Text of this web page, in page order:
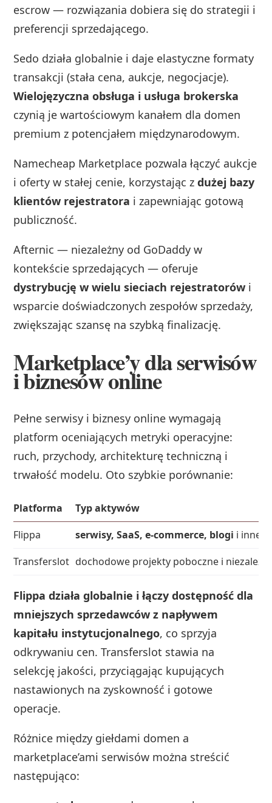
escrow — rozwiązania dobiera się do strategii i
preferencji sprzedającego.
Sedo działa globalnie i daje elastyczne formaty
transakcji (stała cena, aukcje, negocjacje).
Wielojęzyczna obsługa i usługa brokerska
czynią je wartościowym kanałem dla domen
premium z potencjałem międzynarodowym.
Namecheap Marketplace pozwala łączyć aukcje
i oferty w stałej cenie, korzystając zdużej bazy
klientów rejestratora i zapewniając gotową
publiczność.
Afternic — niezależny od GoDaddy w
kontekście sprzedających — oferuje
dystrybucję w wielu sieciach rejestratorów i
wsparcie doświadczonych zespołów sprzedaży,
zwiększając szansę na szybką finalizację.
Marketplace’y dla serwisów
i biznesów online
Pełne serwisy i biznesy online wymagają
platform oceniających metryki operacyjne:
ruch, przychody, architekturę techniczną i
trwałość modelu. Oto szybkie porównanie:
Platforma
Typ aktywów
Flippa
serwisy, SaaS, e‑commerce, blogi i inne
Transferslot dochodowe projekty poboczne i
Flippa działa globalnie i łączy dostępność dla
mniejszych sprzedawców z napływem
kapitału instytucjonalnego, co sprzyja
odkrywaniu cen. Transferslot stawia na
selekcję jakości, przyciągając kupujących
nastawionych na zyskowność i gotowe
operacje.
Różnice między giełdami domen a
marketplace’ami serwisów można streścić
następująco: